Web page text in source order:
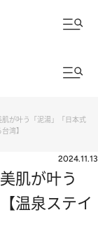
が叶う「泥湯」「日本式
湾】
2024.11.13
肌が叶う
温泉ステイ